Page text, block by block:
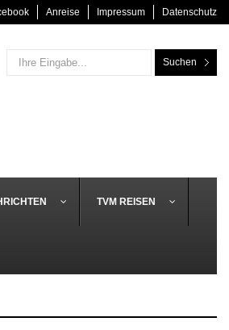
Anreise Impressum Datenschutz
Suchen
TVM REISEN